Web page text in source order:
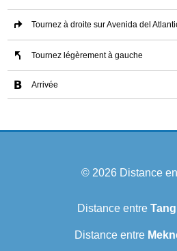
Tournez à droite sur Avenida del
Tournez légèrement à gauche
Arrivée
© 2026 Distance
Distance entre
Distance entre